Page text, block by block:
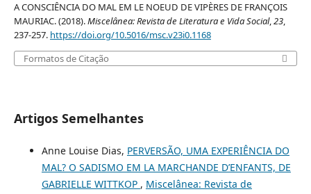
A CONSCIÊNCIA DO MAL EM LE NOEUD DE VIPÈRES DE FRANÇOIS
MAURIAC. (2018).Miscelânea: Revista de Literatura e Vida Social,23,
237-257. https://doi.org/10.5016/msc.v23i0.1168
Formatos de Citação
Artigos Semelhantes
Anne Louise Dias, PERVERSÃO, UMA EXPERIÊNCIA DO
MAL? O SADISMO EM LA MARCHANDE D’ENFANTS, DE
GABRIELLE WITTKOP , Miscelânea: Revista de